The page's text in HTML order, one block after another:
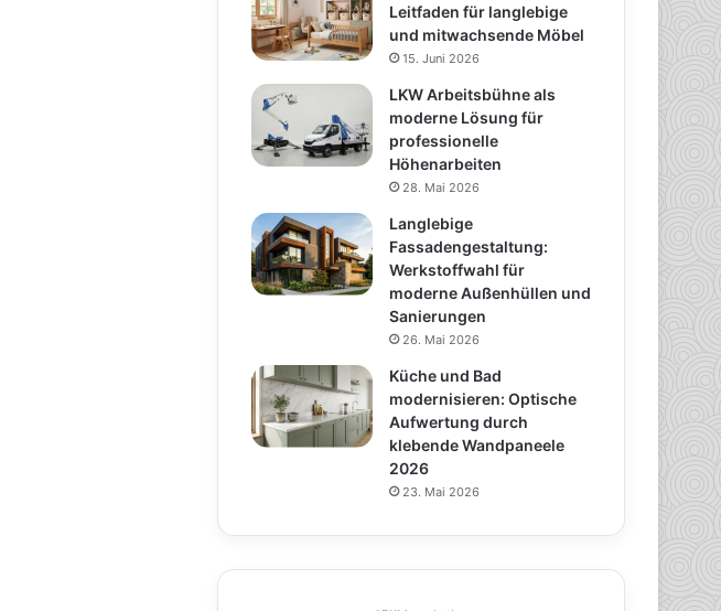
Leitfaden für langlebige
und mitwachsende Möbel
15. Juni 2026
LKW Arbeitsbühne als
moderne Lösung für
professionelle
Höhenarbeiten
28. Mai 2026
Langlebige
Fassadengestaltung:
Werkstoffwahl für
moderne Außenhüllen und
Sanierungen
26. Mai 2026
Küche und Bad
modernisieren: Optische
Aufwertung durch
klebende Wandpaneele
2026
23. Mai 2026